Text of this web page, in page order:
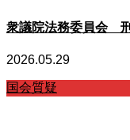
衆議院法務委員会
2026.05.29
国会質疑